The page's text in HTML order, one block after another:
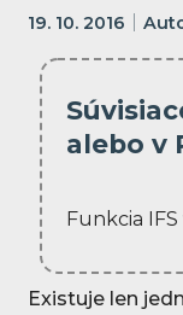
19. 10. 2016
alebo v
Funkcia
Existuje len